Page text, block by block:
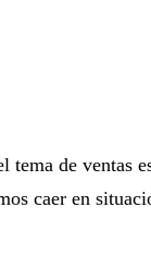
de
caer en